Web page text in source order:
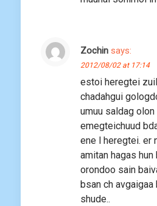
Zochin says:
2012/08/02 at 17:14
estoi heregtei
chadahgui
umuu saldag olon
emegteichuud
ene l heregtei. er
amitan hagas
orondoo sain
bsan ch
shude..